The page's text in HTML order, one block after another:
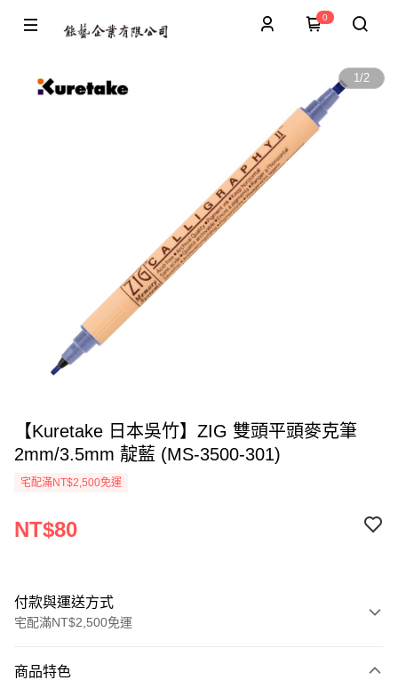
0
1/2
【Kuretake 日本吳竹】ZIG 雙頭平頭麥克筆
2mm/3.5mm 靛藍 (MS-3500-301)
宅配滿NT$2,500免運
NT$80
付款與運送方式
宅配滿NT$2,500免運
信用卡一次付款
商品特色